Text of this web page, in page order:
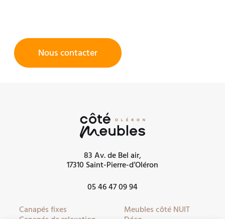
Nous contacter
83 Av. de Bel air,
17310 Saint-Pierre-d’Oléron
05 46 47 09 94
Canapés fixes
Meubles côté NUIT